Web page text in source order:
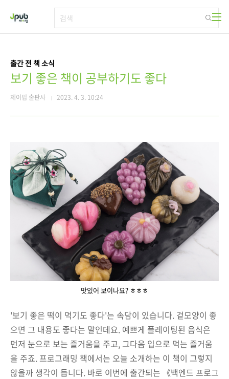
출간 전 책 소식
보기 좋은 책이 공부하기도 좋다
제이펍 출판사 2023. 4. 3. 10:24
맛있어 보이나요? ㅎㅎㅎ
'보기 좋은 떡이 먹기도 좋다'는 속담이 있습니다. 겉모양이 좋
으면 그 내용도 좋다는 말인데요. 예쁘게 플레이팅된 음식은
먼저 눈으로 보는 즐거움을 주고, 그다음 입으로 먹는 즐거움
을 주죠. 프로그래밍 책에서는 오늘 소개하는 이 책이 그렇지
않을까 생각이 듭니다. 바로 이번에 출간되는 《백엔드 프로그